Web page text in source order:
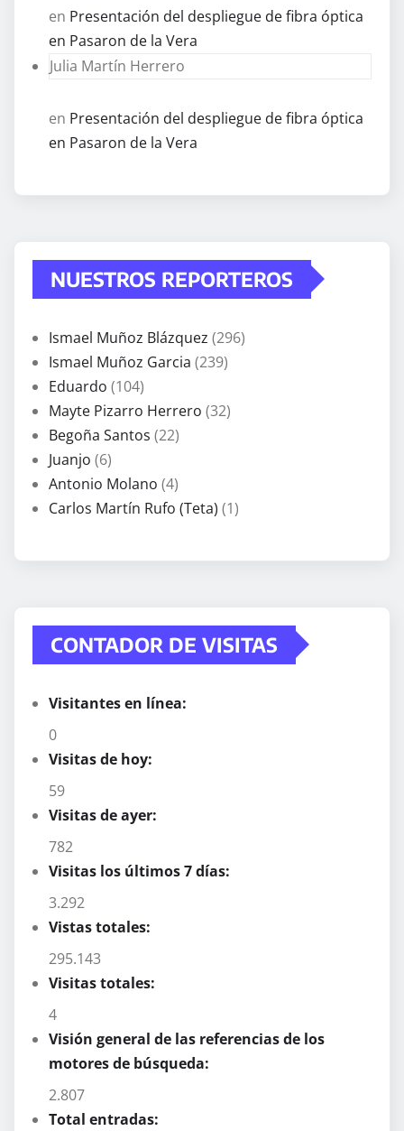
en Presentación del despliegue de fibra óptica
en Pasaron de la Vera
Julia Martín Herrero
en Presentación del despliegue de fibra óptica
en Pasaron de la Vera
NUESTROS REPORTEROS
Ismael Muñoz Blázquez (296)
Ismael Muñoz Garcia (239)
Eduardo (104)
Mayte Pizarro Herrero (32)
Begoña Santos (22)
Juanjo (6)
Antonio Molano (4)
Carlos Martín Rufo (Teta) (1)
CONTADOR DE VISITAS
Visitantes en línea:
0
Visitas de hoy:
59
Visitas de ayer:
782
Visitas los últimos 7 días:
3.292
Vistas totales:
295.143
Visitas totales:
4
Visión general de las referencias de los
motores de búsqueda:
2.807
Total entradas: